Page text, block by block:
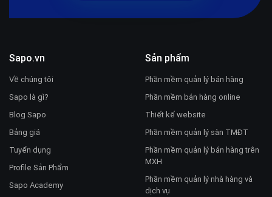
Sapo.vn
Về chúng tôi
Sapo là gì?
Blog Sapo
Bảng giá
Tuyển dụng
Profile Sản Phẩm
Sapo Academy
Sản phẩm
Phần mềm quản lý bán hàng
Phần mềm bán hàng online
Thiết kế website
Phần mềm quản lý sàn TMĐT
Phần mềm quản lý bán hàng trên
MXH
Phần mềm quản lý nhà hàng và
dịch vụ